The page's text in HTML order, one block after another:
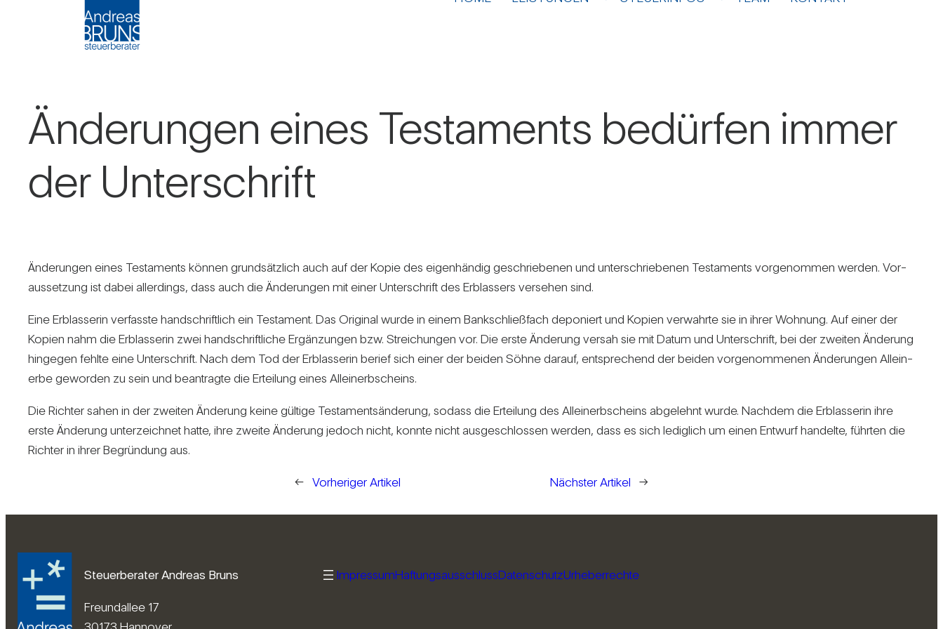
Ände­rungen eines Tes­ta­ments bedürfen immer
der Unter­schrift
Ände­rungen eines Tes­ta­ments können grund­sätz­lich auch auf der Kopie des eigen­händig geschrie­benen und unter­schrie­benen Tes­ta­ments vor­ge­nommen werden. Vor­
aus­set­zung ist dabei aller­dings, dass auch die Ände­rungen mit einer Unter­schrift des Erb­las­sers ver­sehen sind.
Eine Erb­las­serin ver­fasste hand­schrift­lich ein Tes­ta­ment. Das Ori­ginal wurde in einem Bank­schließ­fach depo­niert und Kopien ver­wahrte sie in ihrer Woh­nung. Auf einer der
Kopien nahm die Erb­las­serin zwei hand­schrift­liche Ergän­zungen bzw. Strei­chungen vor. Die erste Ände­rung versah sie mit Datum und Unter­schrift, bei der zweiten Ände­rung
hin­gegen fehlte eine Unter­schrift. Nach dem Tod der Erb­las­serin berief sich einer der beiden Söhne darauf, ent­spre­chend der beiden vor­ge­nom­menen Ände­rungen Allein­
erbe geworden zu sein und bean­tragte die Ertei­lung eines Allein­erb­scheins.
Die Richter sahen in der zweiten Ände­rung keine gül­tige Tes­ta­ments­än­de­rung, sodass die Ertei­lung des Allein­erb­scheins abge­lehnt wurde. Nachdem die Erb­las­serin ihre
erste Ände­rung unter­zeichnet hatte, ihre zweite Ände­rung jedoch nicht, konnte nicht aus­ge­schlossen werden, dass es sich ledig­lich um einen Ent­wurf han­delte, führten die
Richter in ihrer Begrün­dung aus.
← Vorheriger Artikel Nächster Artikel →
Steuerberater Andreas Bruns
Freundallee 17
ImpressumHaftungsausschlussDatenschutzUrheberrechte